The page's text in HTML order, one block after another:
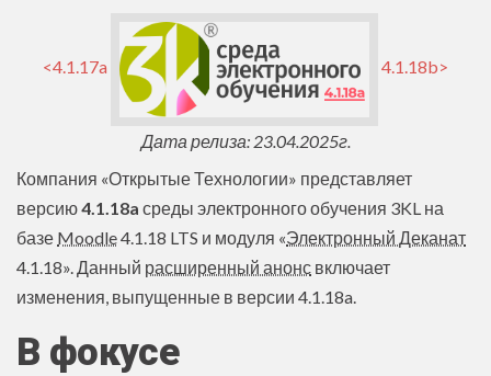
<4.1.17a 4.1.18b>
Дата релиза: 23.04.2025г.
Компания «Открытые Технологии» представляет
версию4.1.18a среды электронного обучения 3KL на
базе Moodle4.1.18 LTS и модуля «Электронный Деканат
4.1.18». Данный расширенный анонс включает
изменения, выпущенные в версии 4.1.18a.
В фокусе